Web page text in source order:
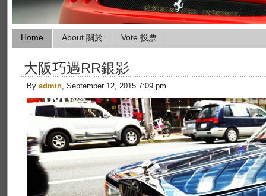
Home About 關於 Vote 投票
大阪巧遇RR銀影
By admin, September 12, 2015 7:09 pm